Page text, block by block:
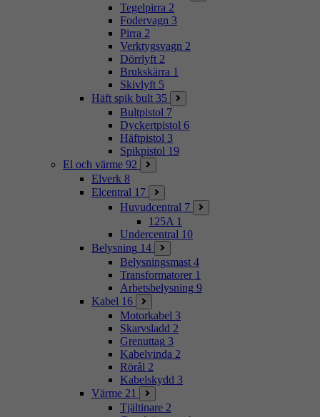
Tegelpirra 2
Fodervagn 3
Pirra 2
Verktygsvagn 2
Dörrlyft 2
Brukskärra 1
Skivlyft 5
Häft spik bult 35
Bultpistol 7
Dyckertpistol 6
Häftpistol 3
Spikpistol 19
El och värme 92
Elverk 8
Elcentral 17
Huvudcentral 7
125A 1
Undercentral 10
Belysning 14
Belysningsmast 4
Transformatorer 1
Arbetsbelysning 9
Kabel 16
Motorkabel 3
Skarvsladd 2
Grenuttag 3
Kabelvinda 2
Rörål 2
Kabelskydd 3
Värme 21
Tjältinare 2